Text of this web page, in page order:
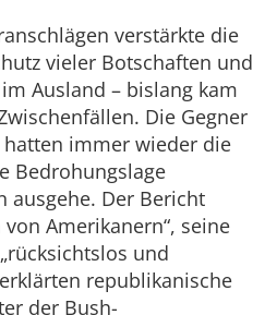
verstärkte die
vieler Botschaften und
Ausland – bislang kam
Die Gegner
immer wieder die
Bedrohungslage
ausgehe. Der Bericht
Amerikanern“, seine
und
republikanische
der Bush-